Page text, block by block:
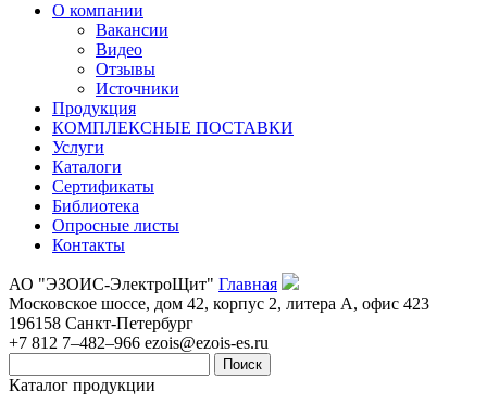
О компании
Вакансии
Видео
Отзывы
Источники
Продукция
КОМПЛЕКСНЫЕ ПОСТАВКИ
Услуги
Каталоги
Сертификаты
Библиотека
Опросные листы
Контакты
АО "ЭЗОИС-ЭлектроЩит" Главная
Московское шоссе, дом 42, корпус 2, литера А, офис 423
196158 Санкт-Петербург
+7 812 7–482–966 ezois@ezois-es.ru
Поиск
Каталог продукции